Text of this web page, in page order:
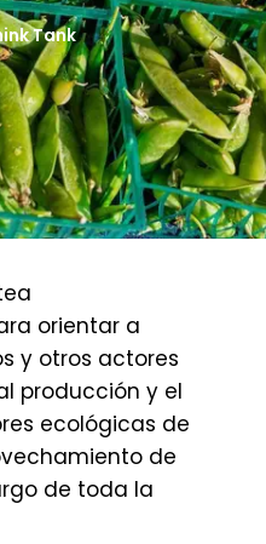
Tank
orientar a
y otros actores
producción y el
ecológicas de
de
de toda la